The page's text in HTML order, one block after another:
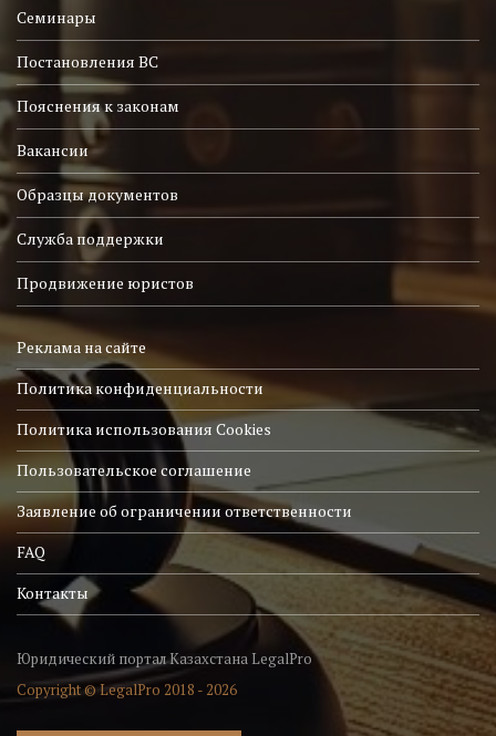
Семинары
Постановления ВС
Пояснения к законам
Вакансии
Образцы документов
Служба поддержки
Продвижение юристов
Реклама на сайте
Политика конфиденциальности
Политика использования Cookies
Пользовательское соглашение
Заявление об ограничении ответственности
FAQ
Контакты
Юридический портал Казахстана LegalPro
Copyright © LegalPro 2018 - 2026